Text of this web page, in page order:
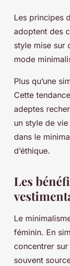
Les principes
adoptent des
style mise sur
mode
Plus qu’une
Cette
adeptes
un style de
dans le
d’éthique.
Les
Le
féminin. En
concentrer
souvent